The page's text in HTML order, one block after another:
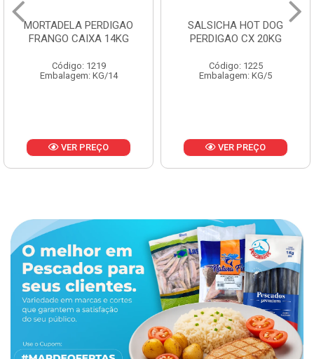
MORTADELA PERDIGAO
FRANGO CAIXA 14KG
Código: 1219
Embalagem: KG/14
VER PREÇO
SALSICHA HOT DOG
PERDIGAO CX 20KG
Código: 1225
Embalagem: KG/5
VER PREÇO